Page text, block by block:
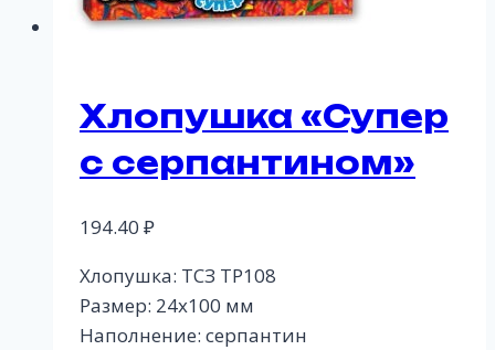
Хлопушка «Супер
с серпантином»
194.40 ₽
Хлопушка: ТСЗ ТР108
Размер: 24х100 мм
Наполнение: серпантин